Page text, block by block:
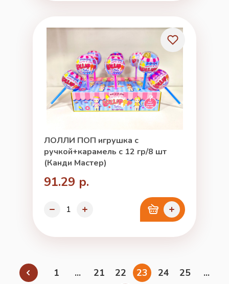
ЛОЛЛИ ПОП игрушка с
ручкой+карамель с 12 гр/8 шт
(Канди Мастер)
91.29 р.
1 ... 21 22 23 24 25
...